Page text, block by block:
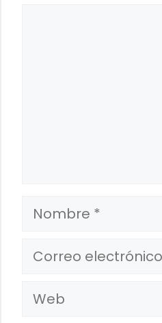
Nombre
Correo
electrónico
Web